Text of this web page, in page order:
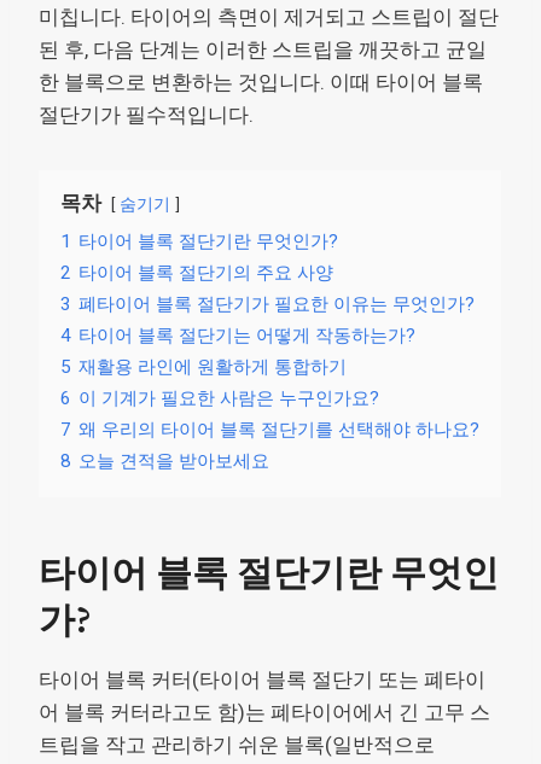
미칩니다. 타이어의 측면이 제거되고 스트립이 절단
된 후, 다음 단계는 이러한 스트립을 깨끗하고 균일
한 블록으로 변환하는 것입니다. 이때 타이어 블록
절단기가 필수적입니다.
목차 숨기기
1 타이어 블록 절단기란 무엇인가?
2 타이어 블록 절단기의 주요 사양
3 폐타이어 블록 절단기가 필요한 이유는 무엇인가?
4 타이어 블록 절단기는 어떻게 작동하는가?
5 재활용 라인에 원활하게 통합하기
6 이 기계가 필요한 사람은 누구인가요?
7 왜 우리의 타이어 블록 절단기를 선택해야 하나요?
8 오늘 견적을 받아보세요
타이어 블록 절단기란 무엇인
가?
타이어 블록 커터(타이어 블록 절단기 또는 폐타이
어 블록 커터라고도 함)는 폐타이어에서 긴 고무 스
트립을 작고 관리하기 쉬운 블록(일반적으로